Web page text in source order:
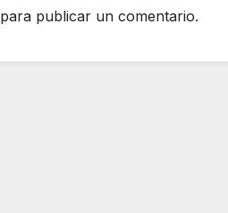
para publicar un comentario.